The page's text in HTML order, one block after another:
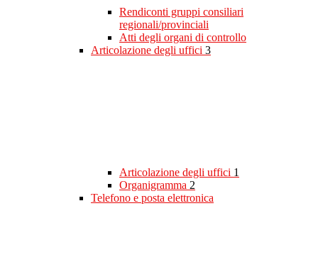
Rendiconti gruppi consiliari
regionali/provinciali
Atti degli organi di controllo
Articolazione degli uffici 3
Articolazione degli uffici 1
Organigramma 2
Telefono e posta elettronica